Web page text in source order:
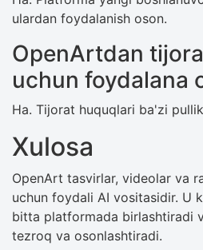
ulardan foydalanish oson.
OpenArtdan
uchun foydalana
Ha. Tijorat huquqlari ba'zi
Xulosa
OpenArt tasvirlar, videolar va
uchun foydali AI vositasidir. U
bitta platformada birlashtiradi
tezroq va osonlashtiradi.